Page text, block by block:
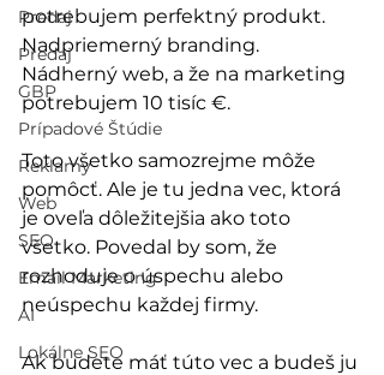
Predaj
Predaj
GBP
Prípadové Štúdie
Reklamy
Web
SEO
Email Marketing
AI
Lokálne SEO
potrebujem perfektný produkt.
Nadpriemerný branding.
Nádherný web, a že na marketing
potrebujem 10 tisíc €.
Toto všetko samozrejme môže
pomôcť. Ale je tu jedna vec, ktorá
je oveľa dôležitejšia ako toto
všetko. Povedal by som, že
rozhoduje o úspechu alebo
neúspechu každej firmy.
Ak budete máť túto vec a budeš ju